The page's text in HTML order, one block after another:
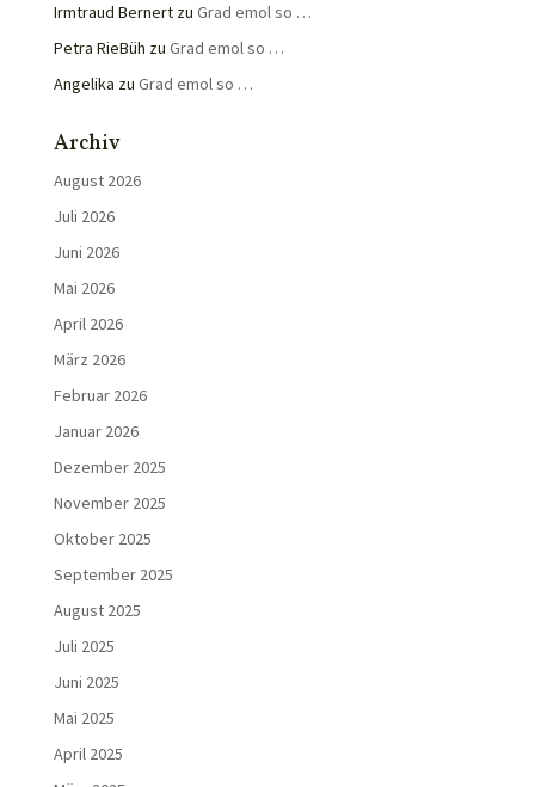
Irmtraud Bernertzu Grad emol so …
Petra RieBüh zu Grad emol so …
Angelika zu Grad emol so …
Archiv
August 2026
Juli 2026
Juni 2026
Mai 2026
April 2026
März 2026
Februar 2026
Januar 2026
Dezember 2025
November 2025
Oktober 2025
September 2025
August 2025
Juli 2025
Juni 2025
Mai 2025
April 2025